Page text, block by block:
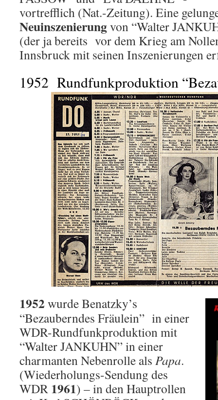
vortrefflich (Nat.-Zeitung). Eine
Neuinszenierungvon “Walter
(der ja bereits vor dem Krieg am
Innsbruck mit seinen Inszenierungen
1952 Rundfunkproduktion
1952 wurde Benatzky’s
“Bezauberndes Fräulein” in einer
WDR-Rundfunkproduktion mit
“Walter JANKUHN” in einer
charmanten Nebenrolle als Papa.
(Wiederholungs-Sendung des
WDR 1961) – in den Hauptrollen